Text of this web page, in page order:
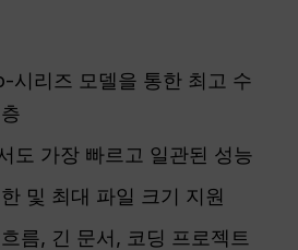
시리즈 모델을 통한 최고 수
도 가장 빠르고 일관된 성능
및 최대 파일 크기 지원
름, 긴 문서, 코딩 프로젝트